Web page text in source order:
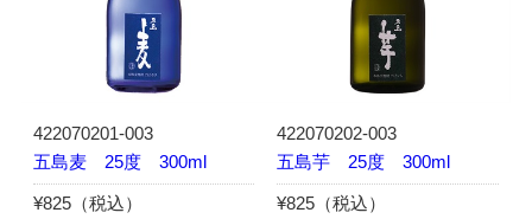
422070201-003
五島麦 25度 300ml
¥825（税込）
422070202-003
五島芋 25度 300ml
¥825（税込）